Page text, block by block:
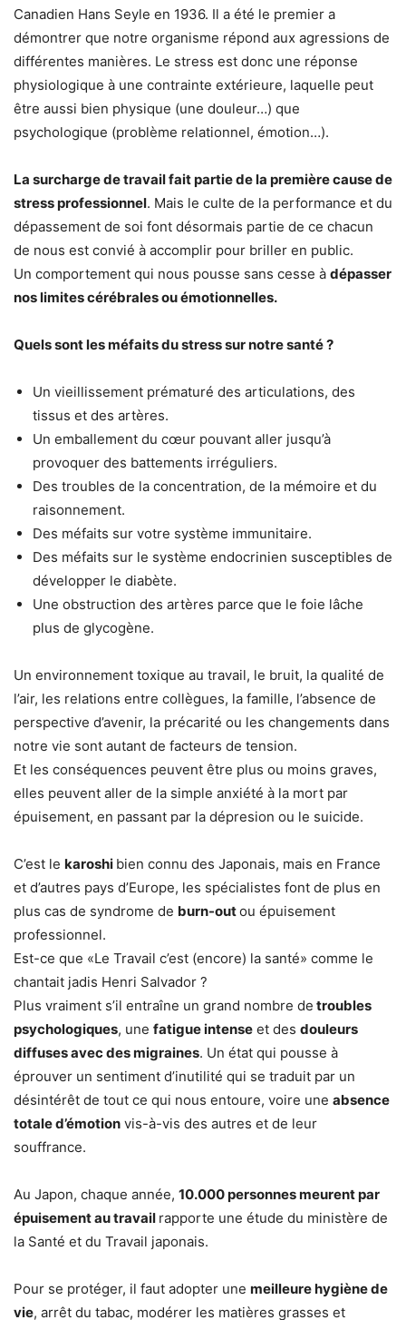
Canadien Hans Seyle en 1936. Il a été le premier a
démontrer que notre organisme répond aux agressions de
différentes manières. Le stress est donc une réponse
physiologique à une contrainte extérieure, laquelle peut
être aussi bien physique (une douleur…) que
psychologique (problème relationnel, émotion…).
La surcharge de travail fait partie de la première cause de
stress professionnel. Mais le culte de la performance et du
dépassement de soi font désormais partie de ce chacun
de nous est convié à accomplir pour briller en public.
Un comportement qui nous pousse sans cesse à dépasser
nos limites cérébrales ou émotionnelles.
Quels sont les méfaits du stress sur notre santé ?
Un vieillissement prématuré des articulations, des
tissus et des artères.
Un emballement du cœur pouvant aller jusqu’à
provoquer des battements irréguliers.
Des troubles de la concentration, de la mémoire et du
raisonnement.
Des méfaits sur votre système immunitaire.
Des méfaits sur le système endocrinien susceptibles de
développer le diabète.
Une obstruction des artères parce que le foie lâche
plus de glycogène.
Un environnement toxique au travail, le bruit, la qualité de
l’air, les relations entre collègues, la famille, l’absence de
perspective d’avenir, la précarité ou les changements dans
notre vie sont autant de facteurs de tension.
Et les conséquences peuvent être plus ou moins graves,
elles peuvent aller de la simple anxiété à la mort par
épuisement, en passant par la dépresion ou le suicide.
C’est le karoshi bien connu des Japonais, mais en France
et d’autres pays d’Europe, les spécialistes font de plus en
plus cas de syndrome de burn-outou épuisement
professionnel.
Est-ce que «Le Travail c’est (encore) la santé» comme le
chantait jadis Henri Salvador ?
Plus vraiment s’il entraîne un grand nombre de troubles
psychologiques, une fatigue intense et des douleurs
diffuses avec des migraines. Un état qui pousse à
éprouver un sentiment d’inutilité qui se traduit par un
désintérêt de tout ce qui nous entoure, voire une absence
totale d’émotion vis-à-vis des autres et de leur
souffrance.
Au Japon, chaque année, 10.000 personnes meurent par
épuisement au travail rapporte une étude du ministère de
la Santé et du Travail japonais.
Pour se protéger, il faut adopter une meilleure hygiène de
vie, arrêt du tabac, modérer les matières grasses et